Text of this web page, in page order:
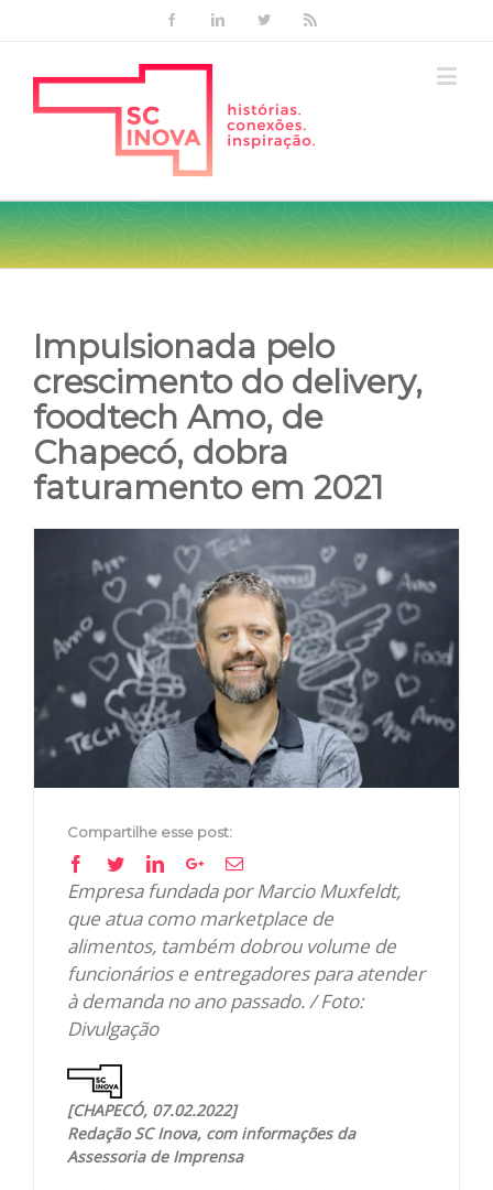
FacebookLinkedinTwitter
Impulsionada pelo
crescimento do delivery,
foodtech Amo, de
Chapecó, dobra
faturamento em 2021
Compartilhe esse post:
Facebook
TwitterLinkedinGoogle+Email
Empresa fundada por Marcio Muxfeldt,
que atua como marketplace de
alimentos, também dobrou volume de
funcionários e entregadores para atender
à demanda no ano passado. / Foto:
Divulgação
[CHAPECÓ, 07.02.2022]
Redação SC Inova, com informações da
Assessoria de Imprensa